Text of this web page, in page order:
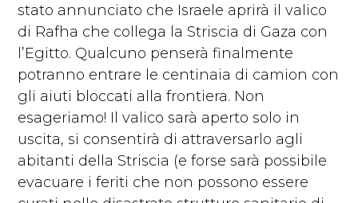
stato annunciato che Israele aprirà il valico
di Rafha che collega la Striscia di Gaza con
l’Egitto. Qualcuno penserà finalmente
potranno entrare le centinaia di camion con
gli aiuti bloccati alla frontiera. Non
esageriamo! Il valico sarà aperto solo in
uscita, si consentirà di attraversarlo agli
abitanti della Striscia (e forse sarà possibile
evacuare i feriti che non possono essere